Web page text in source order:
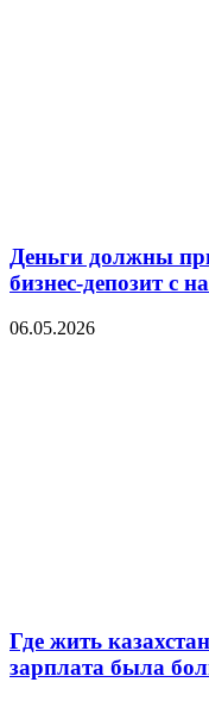
Деньги должны
бизнес-депозит с
06.05.2026
Где жить
зарплата была